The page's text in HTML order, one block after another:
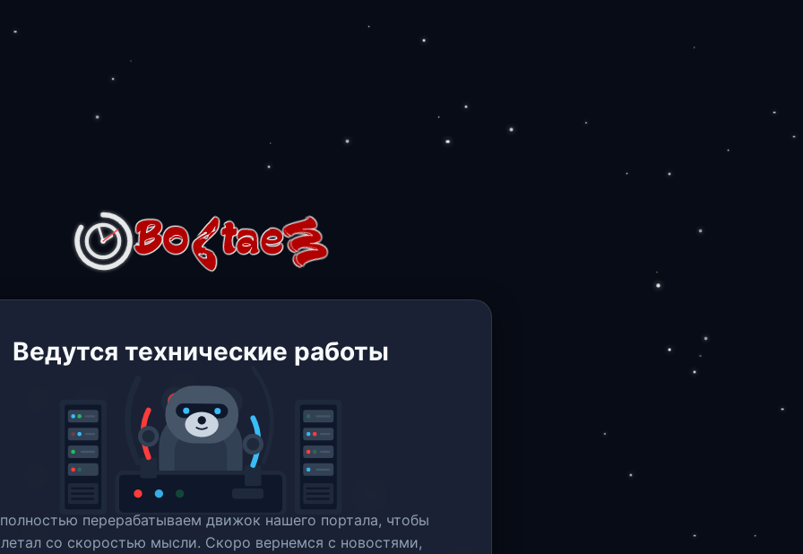
Ведутся технические работы
перерабатываем движок нашего портала, чтобы
со скоростью мысли. Скоро вернемся c новостями,